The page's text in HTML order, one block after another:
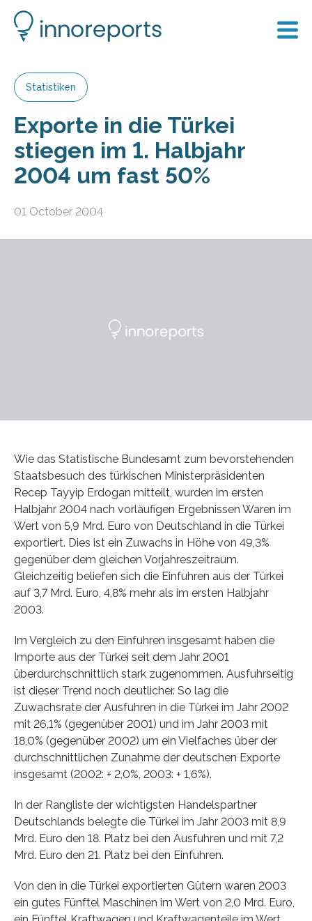
Statistiken
Exporte in die Türkei
stiegen im 1. Halbjahr
2004 um fast 50%
01 October 2004
Wie das Statistische Bundesamt zum bevorstehenden
Staatsbesuch des türkischen Ministerpräsidenten
Recep Tayyip Erdogan mitteilt, wurden im ersten
Halbjahr 2004 nach vorläufigen Ergebnissen Waren im
Wert von 5,9 Mrd. Euro von Deutschland in die Türkei
exportiert. Dies ist ein Zuwachs in Höhe von 49,3%
gegenüber dem gleichen Vorjahreszeitraum.
Gleichzeitig beliefen sich die Einfuhren aus der Türkei
auf 3,7 Mrd. Euro, 4,8% mehr als im ersten Halbjahr
2003.
Im Vergleich zu den Einfuhren insgesamt haben die
Importe aus der Türkei seit dem Jahr 2001
überdurchschnittlich stark zugenommen. Ausfuhrseitig
ist dieser Trend noch deutlicher. So lag die
Zuwachsrate der Ausfuhren in die Türkei im Jahr 2002
mit 26,1% (gegenüber 2001) und im Jahr 2003 mit
18,0% (gegenüber 2002) um ein Vielfaches über der
durchschnittlichen Zunahme der deutschen Exporte
insgesamt (2002: + 2,0%, 2003: + 1,6%).
In der Rangliste der wichtigsten Handelspartner
Deutschlands belegte die Türkei im Jahr 2003 mit 8,9
Mrd. Euro den 18. Platz bei den Ausfuhren und mit 7,2
Mrd. Euro den 21. Platz bei den Einfuhren.
Von den in die Türkei exportierten Gütern waren 2003
ein gutes Fünftel Maschinen im Wert von 2,0 Mrd. Euro,